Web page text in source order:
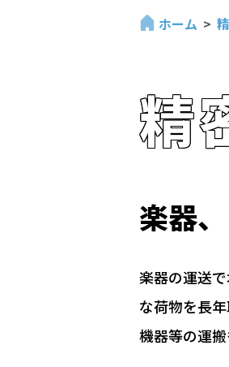
ホーム
精
楽器
楽器の運送
な荷物を長
機器等の運